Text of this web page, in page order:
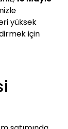
yüksek
için